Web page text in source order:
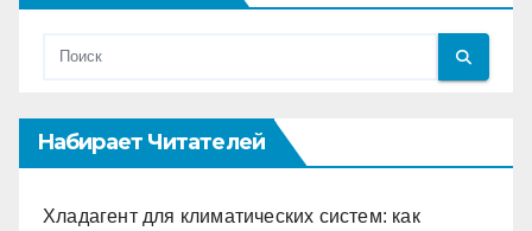
Набирает Читателей
Хладагент для климатических систем: как